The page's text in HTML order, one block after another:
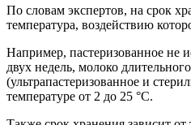
По словам экспертов, на срок
температура, воздействию
Например, пастеризованное не
двух недель, молоко
(ультрапастеризованное и
температуре от 2 до 25 °С.